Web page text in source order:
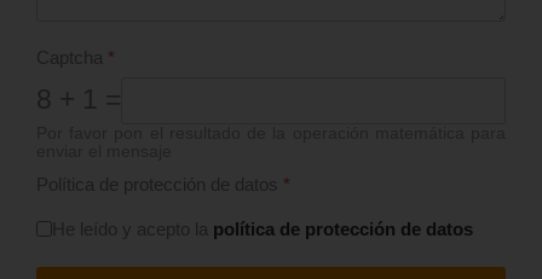
Captcha *
8 + 1 =
Política de protección de datos *
He leído y acepto la política de protección de datos